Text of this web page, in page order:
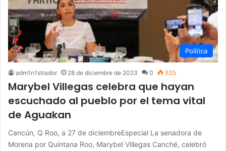
Política
adm1n1strador 28 de diciembre de 2023 0 535
Marybel Villegas celebra que hayan
escuchado al pueblo por el tema vital
de Aguakan
Cancún, Q Roo, a 27 de diciembreEspecial La senadora de
Morena por Quintana Roo, Marybel Villegas Canché, celebró